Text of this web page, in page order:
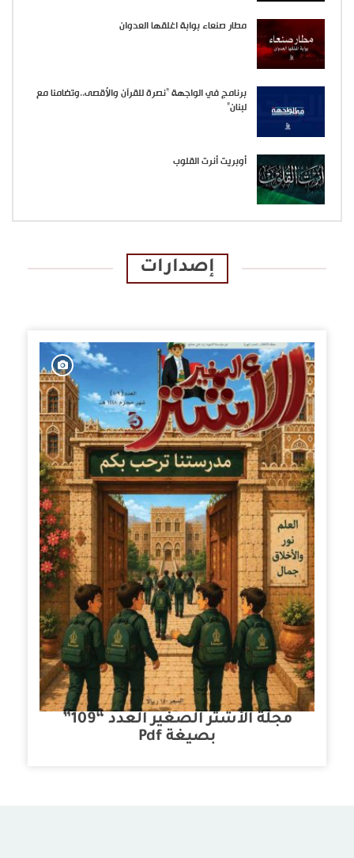
مطار صنعاء بوابة اغلقها العدوان
برنامج في الواجهة “نصرة للقرآن والأقصى..وتضامنا مع
لبنان”
أوبريت أنرت القلوب
إصدارات
مجلة الأشتر الصغير العدد “109”
بصيغة Pdf